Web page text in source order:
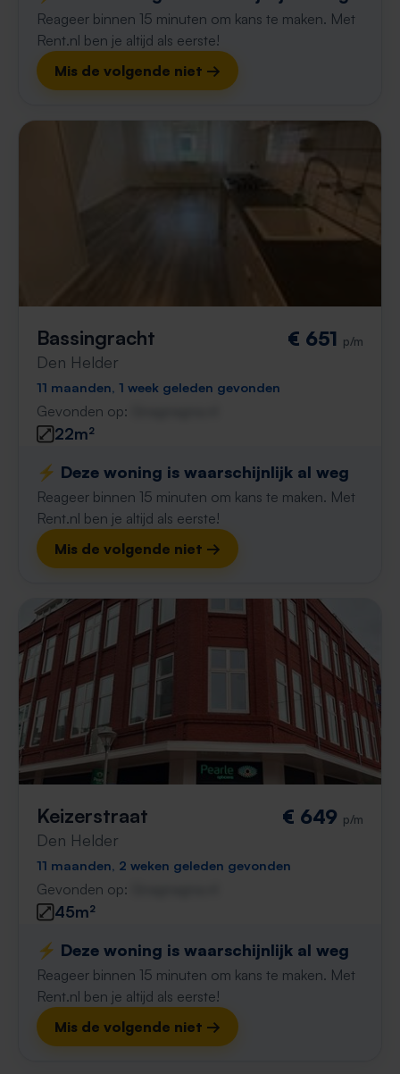
Reageer binnen 15 minuten om kans te maken. Met
Rent.nl ben je altijd als eerste!
Mis de volgende niet →
Bassingracht
Den Helder
€ 651 p/m
11 maanden, 1 week geleden gevonden
Gevonden op:
22m²
⚡️ Deze woning is waarschijnlijk al weg
Reageer binnen 15 minuten om kans te maken. Met
Rent.nl ben je altijd als eerste!
Mis de volgende niet →
Keizerstraat
Den Helder
€ 649 p/m
11 maanden, 2 weken geleden gevonden
Gevonden op:
45m²
⚡️ Deze woning is waarschijnlijk al weg
Reageer binnen 15 minuten om kans te maken. Met
Rent.nl ben je altijd als eerste!
Mis de volgende niet →